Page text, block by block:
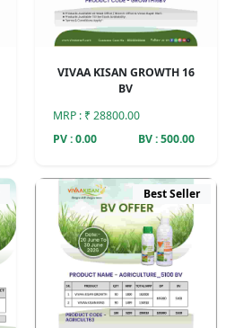
VIVAA KISAN GROWTH 16
BV
MRP : ₹ 28800.00
PV : 0.00
BV : 500.00
Best Seller